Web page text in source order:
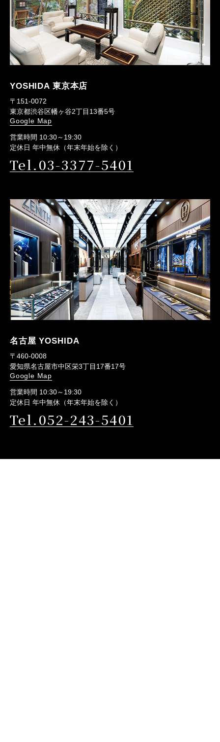
YOSHIDA 東京本店
〒151-0072
東京都渋谷区幡ヶ谷2丁目13番5号
Google Map
営業時間 10:30～19:30
定休日 年中無休（年末年始を除く）
Tel.03-3377-5401
名古屋 YOSHIDA
〒460-0008
愛知県名古屋市中区栄3丁目17番17号
Google Map
営業時間 10:30～19:30
定休日 年中無休（年末年始を除く）
Tel.052-243-5401